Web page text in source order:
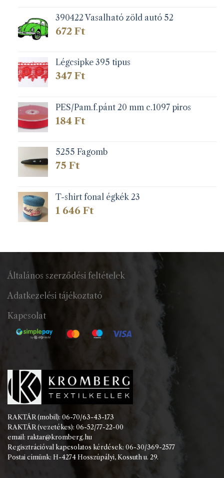
390422 Vasalható zöld autó 52
672 Ft
Légcsipke 395 tipus
347 Ft
PES/Pam.f.pánt 20 mm c.1097 piros
184 Ft
5255 Fagomb
75 Ft
T-shirt fonal égkék 23
1 646 Ft
Általános szerződési feltételek
Adatkezelési tájékoztató
Kapcsolat
RAKTÁR (mobil): 06-70/63-43-173
RAKTÁR (vezetékes): 06-52/77-22-00
email: raktar@kromberg.hu
Regisztrációval kapcsolatos kérdések: 06-30/369-2577
Postai címünk: H-4274 Hosszúpályi, Kossuth u. 29.